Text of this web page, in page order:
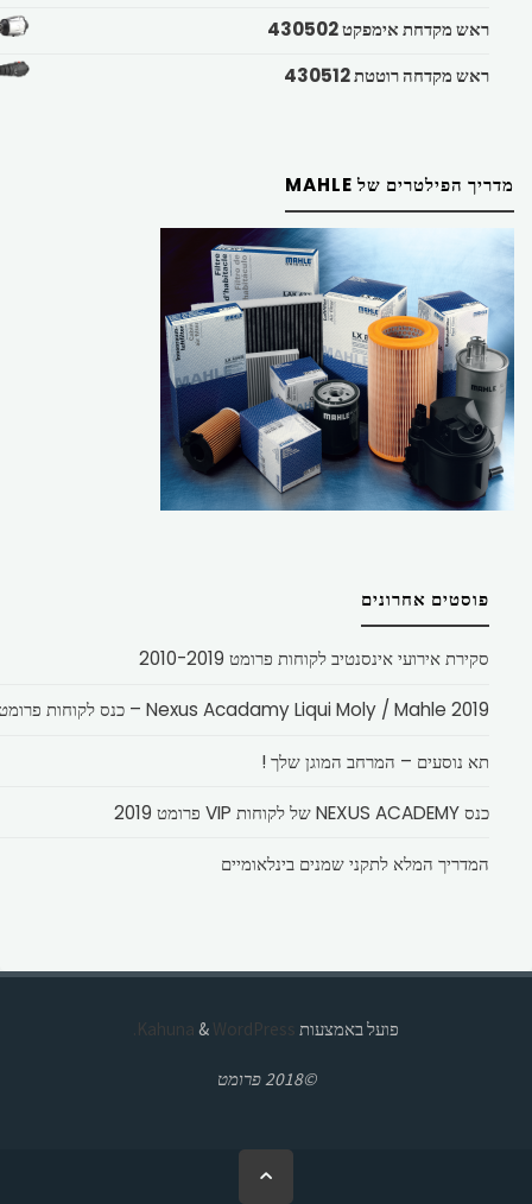
ראש מקדחת אימפקט 430502
ראש מקדחה רוטטת 430512
מדריך הפילטרים של MAHLE
פוסטים אחרונים
סקירת אירועי אינסנטיב לקוחות פרומט 2010-2019
Nexus Acadamy Liqui Moly / Mahle 2019 – כנס לקוחות פרומט
תא נוסעים – המרחב המוגן שלך !
כנס NEXUS ACADEMY של לקוחות VIP פרומט 2019
המדריך המלא לתקני שמנים בינלאומיים
פועל באמצעות & WordPress.
©2018 פרומט
בחזרה